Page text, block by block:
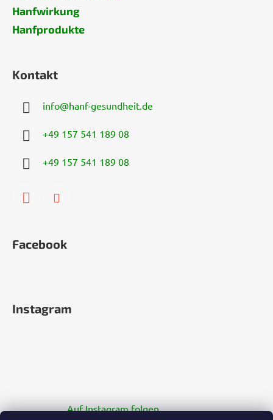
Hanfwirkung
Hanfprodukte
Kontakt
info@hanf-gesundheit.de
+49 157 541 189 08
+49 157 541 189 08
Facebook
Instagram
Auf Instagram folgen